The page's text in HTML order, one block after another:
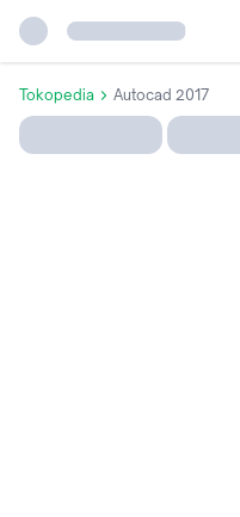
Tokopedia Autocad 2017